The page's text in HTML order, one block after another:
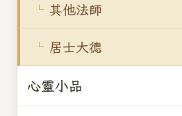
其他法師
居士大德
心靈小品